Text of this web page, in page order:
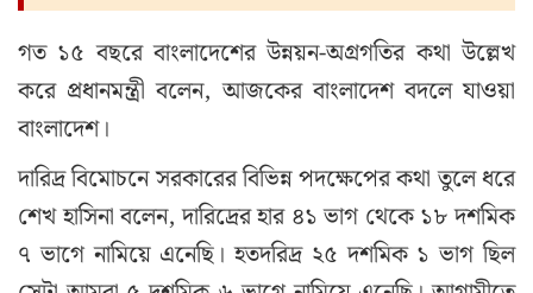
গত ১৫ বছরে বাংলাদেশের উন্নয়ন-অগ্রগতির কথা উল্লেখ
করে প্রধানমন্ত্রী বলেন, আজকের বাংলাদেশ বদলে যাওয়া
বাংলাদেশ।
দারিদ্র বিমোচনে সরকারের বিভিন্ন পদক্ষেপের কথা তুলে ধরে
শেখ হাসিনা বলেন, দারিদ্রের হার ৪১ ভাগ থেকে ১৮ দশমিক
৭ ভাগে নামিয়ে এনেছি। হতদরিদ্র ২৫ দশমিক ১ ভাগ ছিল